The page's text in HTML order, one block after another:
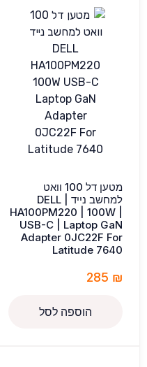
מטען דל 100 וואט
למחשב נייד DELL |
HA100PM220 | 100W |
USB-C | Laptop GaN
Adapter 0JC22F For
Latitude 7640
285 ₪
הוספה לסל